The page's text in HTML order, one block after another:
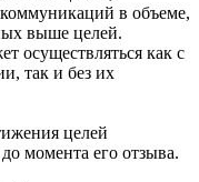
в объеме,
выше целей.
осуществляться как с
так и без их
целей
момента его отзыва.